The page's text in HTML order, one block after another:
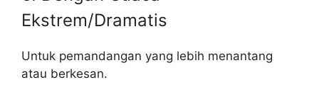
Ekstrem/Dramatis
Untuk pemandangan yang lebih menantang
atau berkesan.